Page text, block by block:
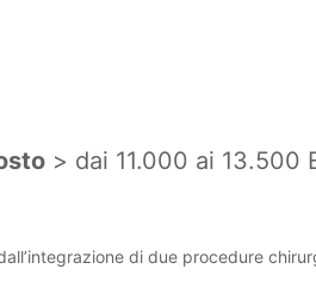
> dai 11.000 ai 13.500
di due procedure